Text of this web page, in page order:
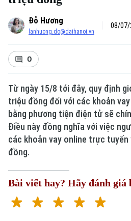
Đỗ Hương
lanhuong.do@daihanoi.vn
08/07/
0
Từ ngày 15/8 tới đây, quy định
triệu đồng đối với các khoản
bằng phương tiện điện tử sẽ
Điều này đồng nghĩa với việc
các khoản vay online trực
đồng.
Bài viết hay? Hãy đánh giá